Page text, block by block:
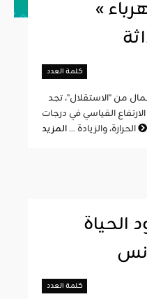
« حين يفضح الكهرباء
كلمة العدد
القياسي في درجات
الحرارة، والزيادة ...
كلمة العدد